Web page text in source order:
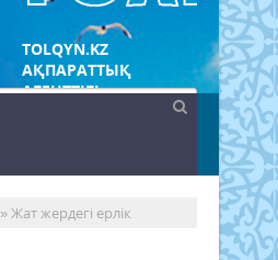
TOLQYN.KZ
АҚПАРАТТЫҚ
АГЕНТТІГІ
» Жат жердегі ерлік